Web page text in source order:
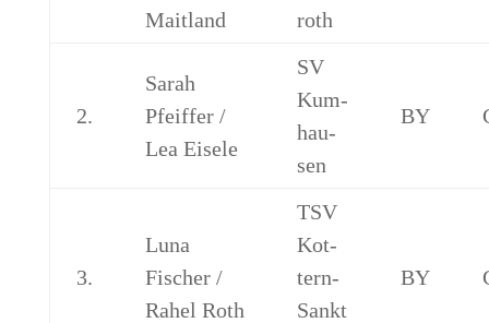
Maitland
roth
2.
Sarah
Pfeif­fer /
Lea Eisele
SV
Kum­
hau­
sen
BY
3.
Luna
Fischer /
Rahel Roth
TSV
Kot­
tern-
Sankt
BY